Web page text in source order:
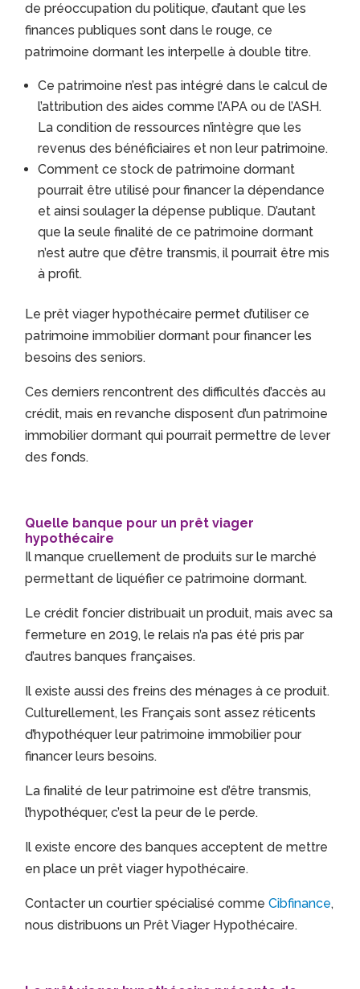
de préoccupation du politique, d’autant que les
finances publiques sont dans le rouge, ce
patrimoine dormant les interpelle à double titre.
Ce patrimoine n’est pas intégré dans le calcul de
l’attribution des aides comme l’APA ou de l’ASH.
La condition de ressources n’intègre que les
revenus des bénéficiaires et non leur patrimoine.
Comment ce stock de patrimoine dormant
pourrait être utilisé pour financer la dépendance
et ainsi soulager la dépense publique. D’autant
que la seule finalité de ce patrimoine dormant
n’est autre que d’être transmis, il pourrait être mis
à profit.
Le prêt viager hypothécaire permet d’utiliser ce
patrimoine immobilier dormant pour financer les
besoins des seniors.
Ces derniers rencontrent des difficultés d’accès au
crédit, mais en revanche disposent d’un patrimoine
immobilier dormant qui pourrait permettre de lever
des fonds.
Quelle banque pour un prêt viager
hypothécaire
Il manque cruellement de produits sur le marché
permettant de liquéfier ce patrimoine dormant.
Le crédit foncier distribuait un produit, mais avec sa
fermeture en 2019, le relais n’a pas été pris par
d’autres banques françaises.
Il existe aussi des freins des ménages à ce produit.
Culturellement, les Français sont assez réticents
d’hypothéquer leur patrimoine immobilier pour
financer leurs besoins.
La finalité de leur patrimoine est d’être transmis,
l’hypothéquer, c’est la peur de le perde.
Il existe encore des banques acceptent de mettre
en place un prêt viager hypothécaire.
Contacter un courtier spécialisé commeCibfinance,
nous distribuons un Prêt Viager Hypothécaire.